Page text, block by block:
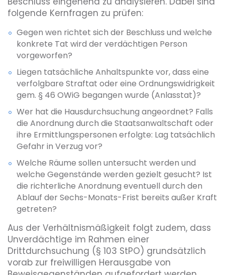
folgende Kernfragen zu prüfen:
Gegen wen richtet sich der Beschluss und welche
konkrete Tat wird der verdächtigen Person
vorgeworfen?
Liegen tatsächliche Anhaltspunkte vor, dass eine
verfolgbare Straftat oder eine Ordnungswidrigkeit
gem. § 46 OWiG begangen wurde (Anlasstat)?
Wer hat die Hausdurchsuchung angeordnet? Falls
die Anordnung durch die Staatsanwaltschaft oder
ihre Ermittlungspersonen erfolgte: Lag tatsächlich
Gefahr in Verzug vor?
Welche Räume sollen untersucht werden und
welche Gegenstände werden gezielt gesucht? Ist
die richterliche Anordnung eventuell durch den
Ablauf der Sechs-Monats-Frist bereits außer Kraft
getreten?
Aus der Verhältnismäßigkeit folgt zudem, dass
Unverdächtige im Rahmen einer
Drittdurchsuchung (§ 103 StPO) grundsätzlich
vorab zur freiwilligen Herausgabe von